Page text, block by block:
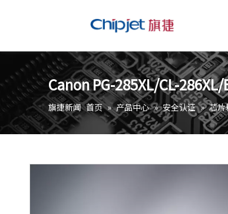
Canon PG-285XL/CL-
旗捷新闻 首页 » 产品中心 » 安全认证 » 芯片